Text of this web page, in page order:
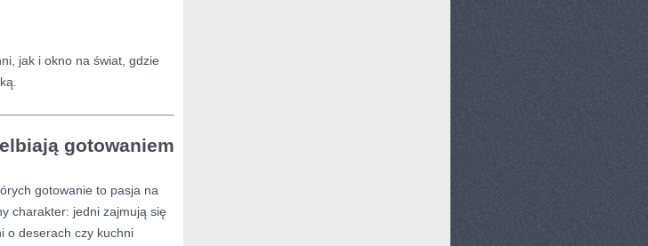
jak i okno na świat, gdzie
gotowaniem
gotowanie to pasja na
charakter: jedni zajmują się
o deserach czy kuchni